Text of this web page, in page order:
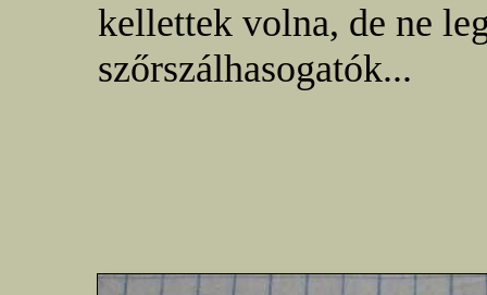
kellettek volna, de ne
szőrszálhasogatók...